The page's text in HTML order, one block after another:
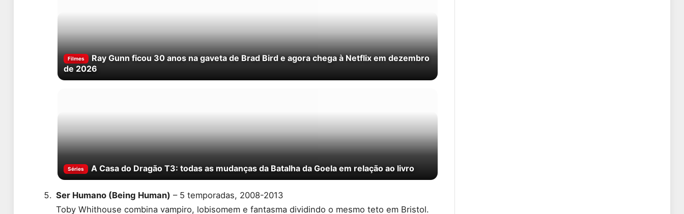
Filmes
Ray Gunn ficou 30 anos na gaveta de Brad Bird e agora chega à Netflix em dezembro
de 2026
Séries A Casa do Dragão T3: todas as mudanças da Batalha da Goela em relação ao livro
Ser Humano (Being Human) – 5 temporadas, 2008-2013
Toby Whithouse combina vampiro, lobisomem e fantasma dividindo o mesmo teto em Bristol.